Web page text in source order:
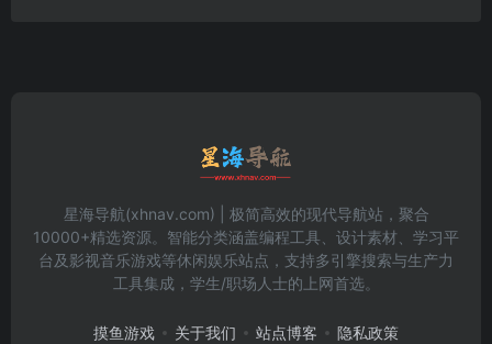
星海导航(xhnav.com) | 极简高效的现代导航站，聚合
10000+精选资源。智能分类涵盖编程工具、设计素材、学习平
台及影视音乐游戏等休闲娱乐站点，支持多引擎搜索与生产力
工具集成，学生/职场人士的上网首选。
摸鱼游戏 关于我们 站点博客 隐私政策